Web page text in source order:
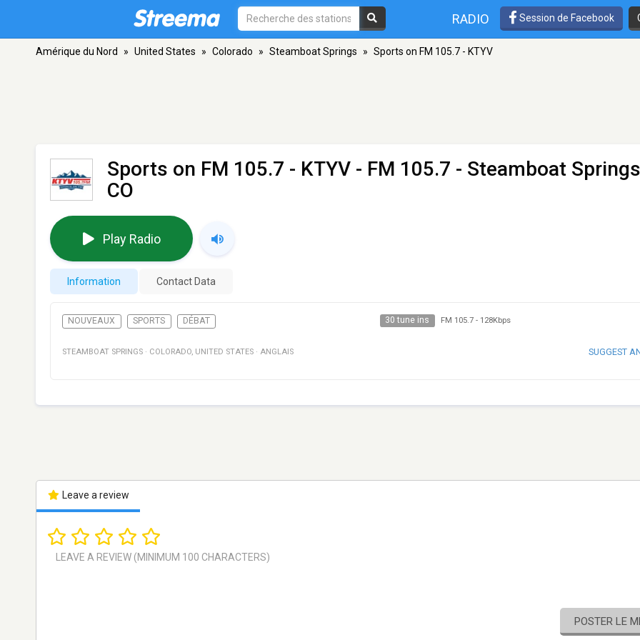
RADIO Session de Facebook
Amérique du Nord » United States » Colorado » Steamboat Springs » Sports on FM 105.7 - KTYV
Sports on FM 105.7 - KTYV - FM 105.7 - Steamboat
CO
Play Radio
Information Contact Data
NOUVEAUX SPORTS DÉBAT 30 tune ins FM 105.7- 128Kbps
STEAMBOAT SPRINGS · COLORADO, UNITED STATES · ANGLAIS SUGGEST
Leave a review
POSTER LE